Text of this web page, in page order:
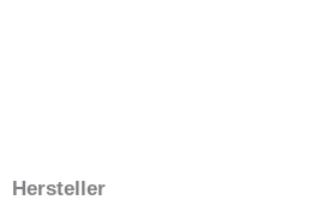
Hersteller